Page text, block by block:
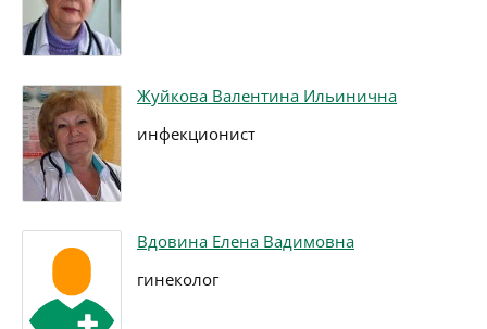
Жуйкова Валентина Ильинична
инфекционист
Вдовина Елена Вадимовна
гинеколог